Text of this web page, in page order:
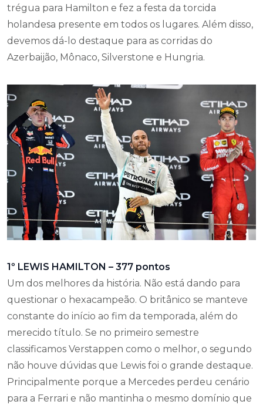
trégua para Hamilton e fez a festa da torcida
holandesa presente em todos os lugares. Além disso,
devemos dá-lo destaque para as corridas do
Azerbaijão, Mônaco, Silverstone e Hungria.
1º LEWIS HAMILTON – 377 pontos
Um dos melhores da história. Não está dando para
questionar o hexacampeão. O britânico se manteve
constante do início ao fim da temporada, além do
merecido título. Se no primeiro semestre
classificamos Verstappen como o melhor, o segundo
não houve dúvidas que Lewis foi o grande destaque.
Principalmente porque a Mercedes perdeu cenário
para a Ferrari e não mantinha o mesmo domínio que